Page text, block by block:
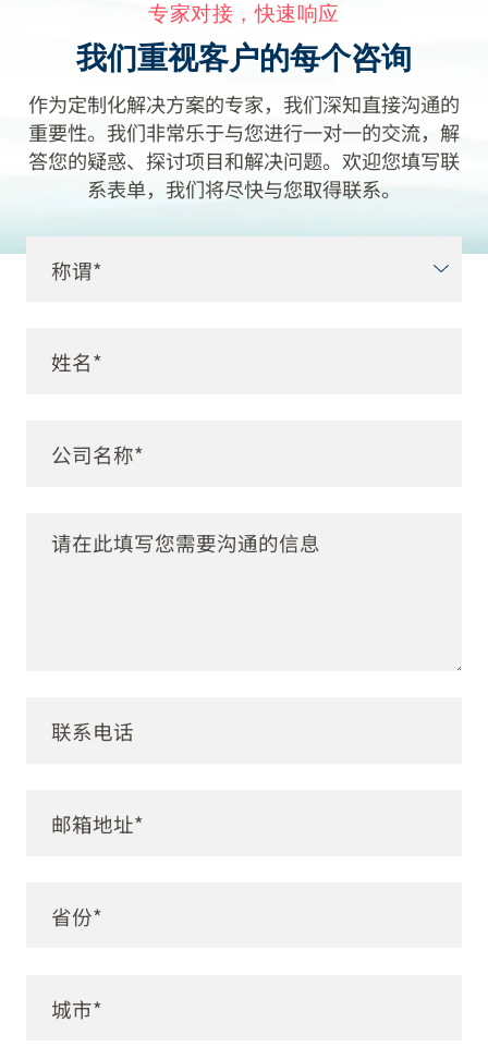
专家对接，快速响应
我们重视客户的每个咨询
作为定制化解决方案的专家，我们深知直接沟通的
重要性。我们非常乐于与您进行一对一的交流，解
答您的疑惑、探讨项目和解决问题。欢迎您填写联
系表单，我们将尽快与您取得联系。